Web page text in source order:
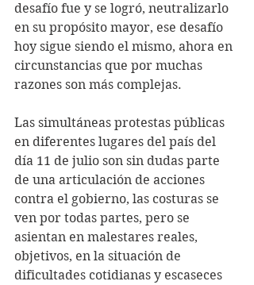
desafío fue y se logró, neutralizarlo
en su propósito mayor, ese desafío
hoy sigue siendo el mismo, ahora en
circunstancias que por muchas
razones son más complejas.
Las simultáneas protestas públicas
en diferentes lugares del país del
día 11 de julio son sin dudas parte
de una articulación de acciones
contra el gobierno, las costuras se
ven por todas partes, pero se
asientan en malestares reales,
objetivos, en la situación de
dificultades cotidianas y escaseces